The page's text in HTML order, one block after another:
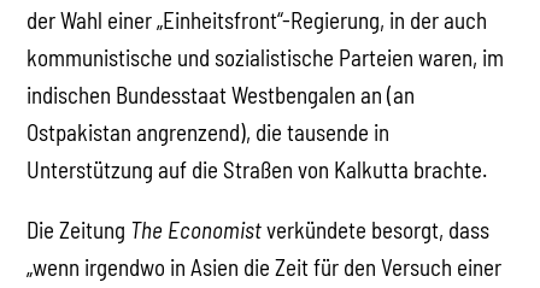
der Wahl einer „Einheitsfront“-Regierung, in der auch
kommunistische und sozialistische Parteien waren, im
indischen Bundesstaat Westbengalen an (an
Ostpakistan angrenzend), die tausende in
Unterstützung auf die Straßen von Kalkutta brachte.
Die Zeitung The Economistverkündete besorgt, dass
„wenn irgendwo in Asien die Zeit für den Versuch einer